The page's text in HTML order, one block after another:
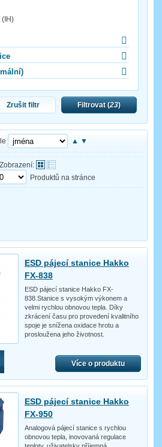
(IH)
Zrušit filtr Filtrovat (23)
▲ ▼
Zobrazení:
Produktů na stránce
ESD pájecí stanice Hakko
FX-838
ESD pájecí stanice Hakko FX-
838.Stanice s vysokým výkonem a
velmi rychlou obnovou tepla. Díky
zkrácení času pro provedení kvalitního
spoje je snížena oxidace hrotu a
prosloužena jeho životnost.
Více o produktu
ESD pájecí stanice Hakko
FX-950
Analogová pájecí stanice s rychlou
obnovou tepla, inovovaná regulace